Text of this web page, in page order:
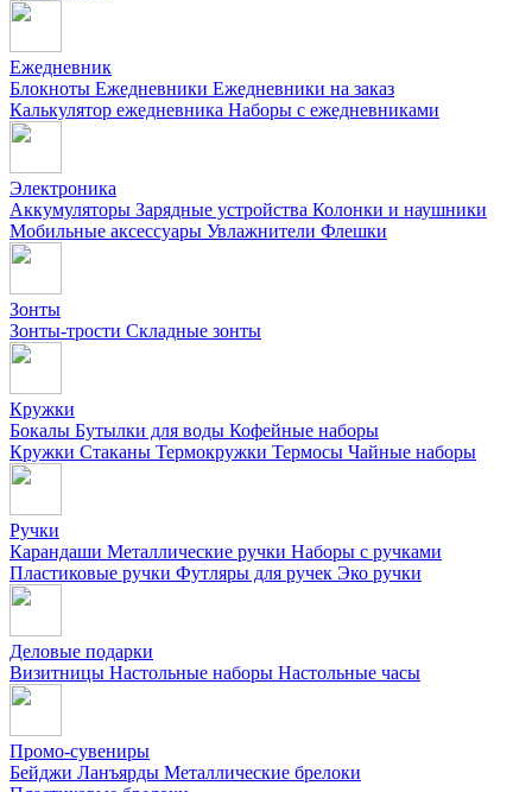
Ежедневник
Блокноты Ежедневники Ежедневники на заказ
Калькулятор ежедневника Наборы с ежедневниками
Электроника
Аккумуляторы Зарядные устройства Колонки и наушники
Мобильные аксессуары Увлажнители Флешки
Зонты
Зонты-трости Складные зонты
Кружки
Бокалы Бутылки для воды Кофейные наборы
Кружки Стаканы Термокружки Термосы Чайные наборы
Ручки
Карандаши Металлические ручки Наборы с ручками
Пластиковые ручки Футляры для ручек Эко ручки
Деловые подарки
Визитницы Настольные наборы Настольные часы
Промо-сувениры
Бейджи Ланъярды Металлические брелоки